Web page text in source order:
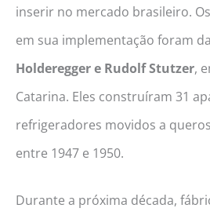
inserir no mercado brasileiro.
em sua implementação foram
Holderegger e Rudolf Stutzer,
Catarina. Eles construíram 31
refrigeradores movidos a
entre 1947 e 1950.
Durante a próxima década,